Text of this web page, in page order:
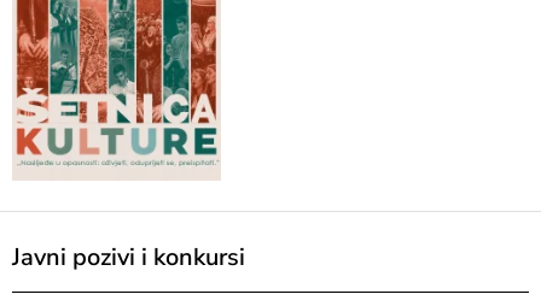
Javni pozivi i konkursi